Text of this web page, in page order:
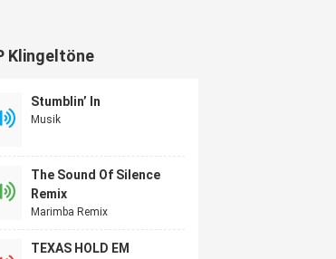
Klingeltöne
Stumblin’ In
Musik
The Sound Of Silence
Remix
Marimba Remix
TEXAS HOLD EM